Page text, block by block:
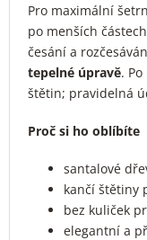
Pro maximální
po menších
česání a
tepelné úpravě.
štětin; pravidelná
Proč si ho oblíbíte
santalové
kančí štětiny
bez kuliček
elegantní a